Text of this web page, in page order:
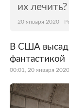
их лечить?
20 января 2020
В США
фантастикой
00:01, 20 января 2020